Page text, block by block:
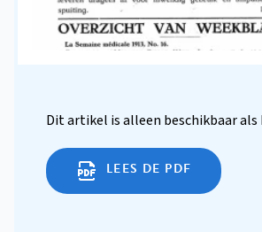
Dit artikel is alleen beschikbaar als
LEES DE PDF